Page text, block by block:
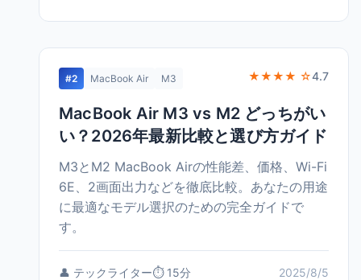
#2 MacBook Air M3 ★★★★ ☆4.7
MacBook Air M3 vs M2 どっちがい
い？2026年最新比較と選び方ガイド
M3とM2 MacBook Airの性能差、価格、Wi-Fi
6E、2画面出力などを徹底比較。あなたの用途
に最適なモデル選択のための完全ガイドで
す。
👤 テックライター⏱️ 15分 2025/8/5